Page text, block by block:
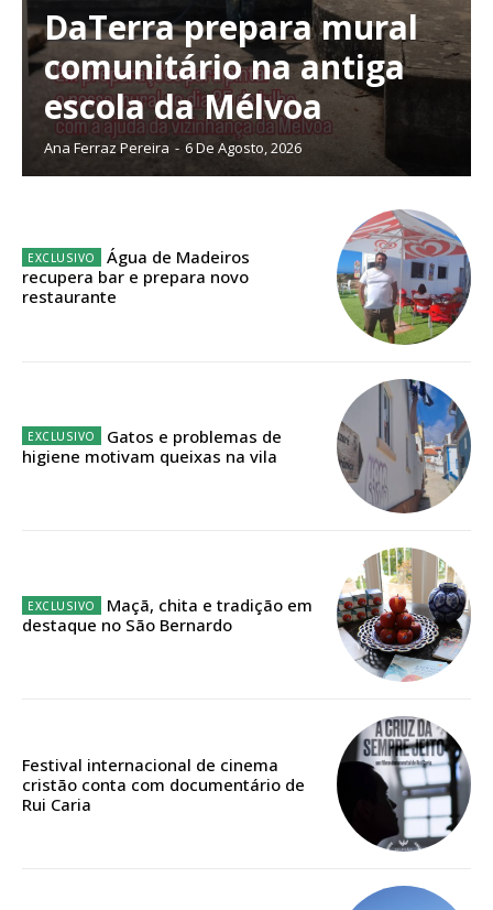
Escolha o plano de assinatura desejado:
ASSINATURA
IMPRESSA
12 meses
Acesso aos conteúdos Exclusivos para
assinantes
16€
DaTerra prepara mural
comunitário na antiga
escola da Mélvoa
Ana Ferraz Pereira - 6 De Agosto, 2026
Água de Madeiros
recupera bar e prepara novo
restaurante
Gatos e problemas de
higiene motivam queixas na vila
Maçã, chita e tradição em
destaque no São Bernardo
Festival internacional de cinema
cristão conta com documentário de
Rui Caria